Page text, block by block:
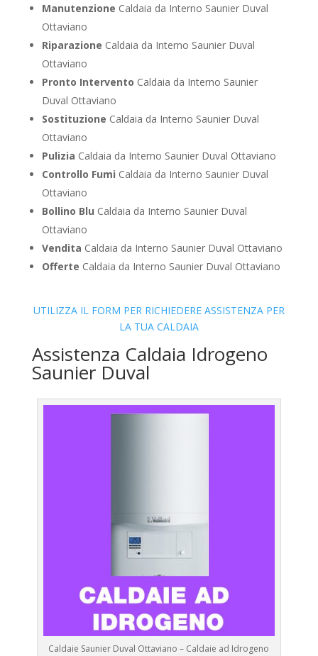
Manutenzione Caldaia da Interno Saunier Duval
Ottaviano
Riparazione Caldaia da Interno Saunier Duval
Ottaviano
Pronto Intervento Caldaia da Interno Saunier
Duval Ottaviano
Sostituzione Caldaia da Interno Saunier Duval
Ottaviano
Pulizia Caldaia da Interno Saunier Duval Ottaviano
Controllo Fumi Caldaia da Interno Saunier Duval
Ottaviano
Bollino Blu Caldaia da Interno Saunier Duval
Ottaviano
Vendita Caldaia da Interno Saunier Duval Ottaviano
Offerte Caldaia da Interno Saunier Duval Ottaviano
UTILIZZA IL FORM PER RICHIEDERE ASSISTENZA PER
LA TUA CALDAIA
Assistenza Caldaia Idrogeno
Saunier Duval
Caldaie Saunier Duval Ottaviano – Caldaie ad Idrogeno